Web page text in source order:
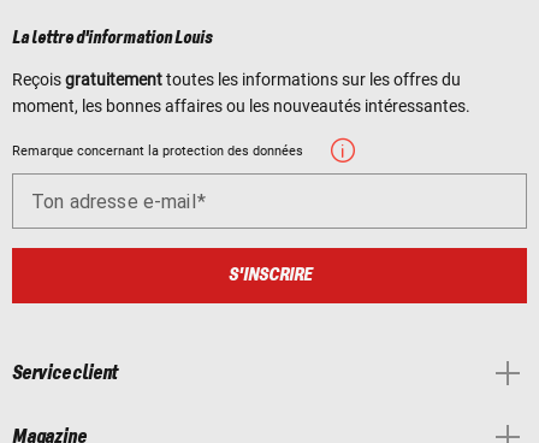
La lettre d'information Louis
Reçoisgratuitementtoutes les informations sur les offres du
moment, les bonnes affaires ou les nouveautés intéressantes.
Remarque concernant la protection des données
Ton adresse e-mail
S'INSCRIRE
Service client
Magazine